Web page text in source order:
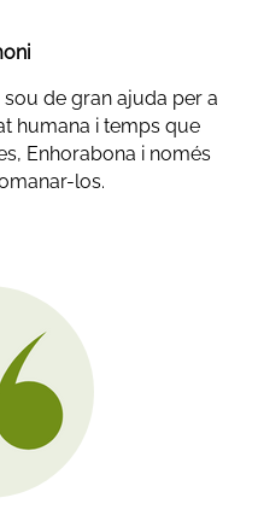
de gran ajuda per a
humana i temps que
Enhorabona i només
los.